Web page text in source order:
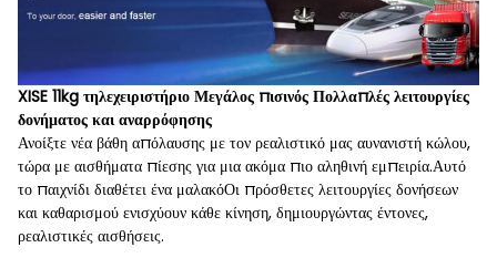
XISE 11kg τηλεχειριστήριο Μεγάλος πισινός Πολλαπλές λειτουργίες
δονήματος και αναρρόφησης
Ανοίξτε νέα βάθη απόλαυσης με τον ρεαλιστικό μας αυνανιστή κώλου,
τώρα με αισθήματα πίεσης για μια ακόμα πιο αληθινή εμπειρία.Αυτό
το παιχνίδι διαθέτει ένα μαλακόΟι πρόσθετες λειτουργίες δονήσεων
και καθαρισμού ενισχύουν κάθε κίνηση, δημιουργώντας έντονες,
ρεαλιστικές αισθήσεις.